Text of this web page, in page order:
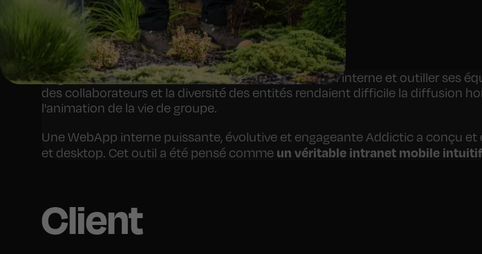
Le groupe souhaitait moderniser sa communication interne et outiller ses
des collaborateurs et la diversité des entités rendaient difficile la diffusion
l'animation de la vie de groupe.
Une WebApp interne puissante, évolutive et engageante Addictic a conçu
et desktop. Cet outil a été pensé comme un véritable intranet mobile intuitif
Client